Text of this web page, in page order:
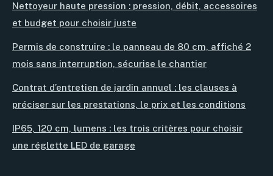
Nettoyeur haute pression : pression, débit, accessoires
et budget pour choisir juste
Permis de construire : le panneau de 80 cm, affiché 2
mois sans interruption, sécurise le chantier
Contrat d’entretien de jardin annuel : les clauses à
préciser sur les prestations, le prix et les conditions
IP65, 120 cm, lumens : les trois critères pour choisir
une réglette LED de garage